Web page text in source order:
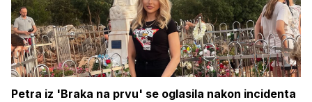
Petra iz 'Braka na prvu' se oglasila nakon incidenta